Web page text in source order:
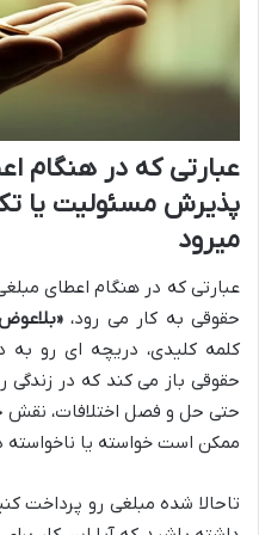
عبارتی که در هنگام
پذیرش مسئولیت یا
میرود
عبارتی که در هنگام اعطای
حقوقی به کار می رود،
کلمه کلیدی، دریچه ای رو به
حقوقی باز می کند که در زندگی
حتی حل و فصل اختلافات، نقش
ممکن است خواسته یا
تاحالا شده مبلغی رو پرداخت